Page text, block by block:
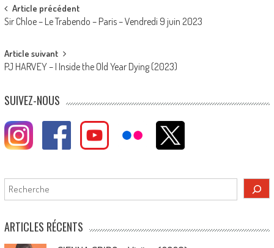
Post
navigation
Article précédent
Sir Chloe – Le Trabendo – Paris – Vendredi 9 juin 2023
Article suivant
PJ HARVEY – I Inside the Old Year Dying (2023)
SUIVEZ-NOUS
Rechercher
ARTICLES RÉCENTS